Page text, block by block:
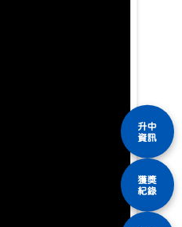
升中
資訊
獲獎
紀錄